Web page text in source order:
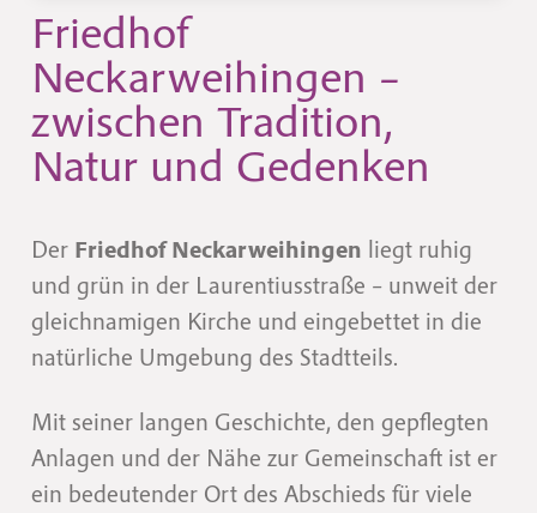
Friedhof
Neckarweihingen –
zwischen Tradition,
Natur und Gedenken
Der Friedhof Neckarweihingen liegt ruhig
und grün in der Laurentiusstraße – unweit der
gleichnamigen Kirche und eingebettet in die
natürliche Umgebung des Stadtteils.
Mit seiner langen Geschichte, den gepflegten
Anlagen und der Nähe zur Gemeinschaft ist er
ein bedeutender Ort des Abschieds für viele